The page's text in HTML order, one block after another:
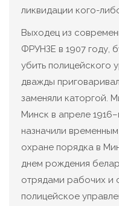
ликвидации кого-
Выходец из
ФРУНЗЕ в 1907 году,
убить полицейского
дважды
заменяли каторгой.
Минск в апреле
назначили
охране порядка в
днем рождения
отрядами рабочих и
полицейское